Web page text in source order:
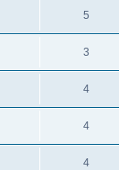
5
3
4
4
4